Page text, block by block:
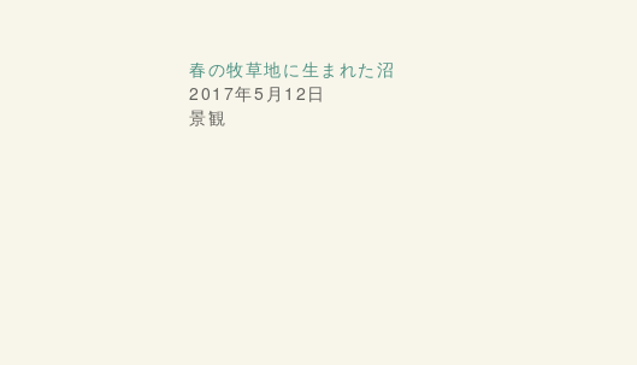
春の牧草地に生まれた沼
2017年5月12日
景観